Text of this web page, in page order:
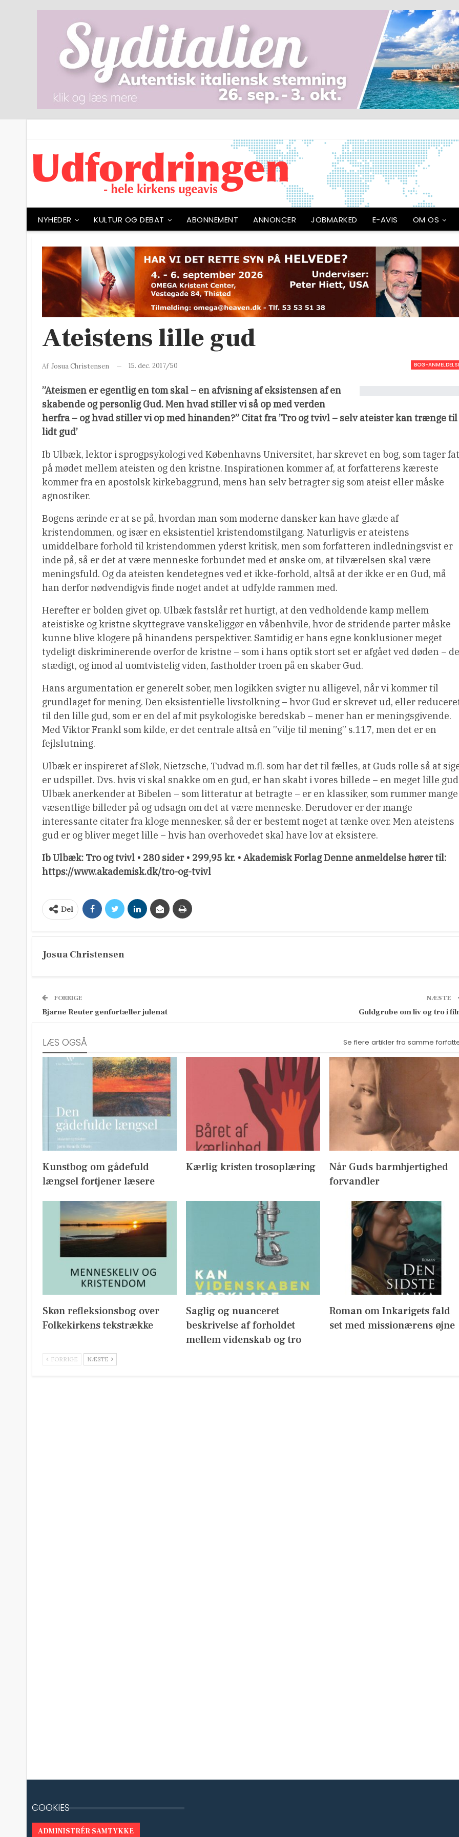
NYHEDER KULTUR OG DEBAT ABONNEMENT ANNONCER JOBMARKED E-AVIS OM OS
Ateistens lille gud
BOG-
Af Josua Christensen 15. dec. 2017/50
”Ateismen er egentlig en tom skal – en afvisning af eksistensen af en
skabende og personlig Gud. Men hvad stiller vi så op med verden
herfra – og hvad stiller vi op med hinanden?” Citat fra ’Tro og tvivl – selv ateister kan trænge til
lidt gud’
Ib Ulbæk, lektor i sprogpsykologi ved Københavns Universitet, har skrevet en bog, som tager fat
på mødet mellem ateisten og den kristne. Inspirationen kommer af, at forfatterens kæreste
kommer fra en apostolsk kirkebaggrund, mens han selv betragter sig som ateist eller måske
agnostiker.
Bogens ærinde er at se på, hvordan man som moderne dansker kan have glæde af
kristendommen, og især en eksistentiel kristendomstilgang. Naturligvis er ateistens
umiddelbare forhold til kristendommen yderst kritisk, men som forfatteren indledningsvist er
inde på, så er det at være menneske forbundet med et ønske om, at tilværelsen skal være
meningsfuld. Og da ateisten kendetegnes ved et ikke-forhold, altså at der ikke er en Gud, må
han derfor nødvendigvis finde noget andet at udfylde rammen med.
Herefter er bolden givet op. Ulbæk fastslår ret hurtigt, at den vedholdende kamp mellem
ateistiske og kristne skyttegrave vanskeliggør en våbenhvile, hvor de stridende parter måske
kunne blive klogere på hinandens perspektiver. Samtidig er hans egne konklusioner meget
tydeligt diskriminerende overfor de kristne – som i hans optik stort set er afgået ved døden –
stædigt, og imod al uomtvistelig viden, fastholder troen på en skaber Gud.
Hans argumentation er generelt sober, men logikken svigter nu alligevel, når vi kommer til
grundlaget for mening. Den eksistentielle livstolkning – hvor Gud er skrevet ud, eller
til den lille gud, som er en del af mit psykologiske beredskab – mener han er meningsgivende.
Med Viktor Frankl som kilde, er det centrale altså en ”vilje til mening” s.117, men det er en
fejlslutning.
Ulbæk er inspireret af Sløk, Nietzsche, Tudvad m.fl. som har det til fælles, at Guds rolle så at
er udspillet. Dvs. hvis vi skal snakke om en gud, er han skabt i vores billede – en meget lille
Ulbæk anerkender at Bibelen – som litteratur at betragte – er en klassiker, som rummer mange
væsentlige billeder på og udsagn om det at være menneske. Derudover er der mange
interessante citater fra kloge mennesker, så der er bestemt noget at tænke over. Men ateistens
gud er og bliver meget lille – hvis han overhovedet skal have lov at eksistere.
Ib Ulbæk: Tro og tvivl • 280 sider • 299,95 kr. • Akademisk Forlag Denne anmeldelse hører til:
https://www.akademisk.dk/tro-og-tvivl
Del
Josua Christensen
FORRIGE
Bjarne Reuter genfortæller julenat
NÆSTE
Guldgrube om liv og tro i
LÆS OGSÅ Se flere artikler fra samme
Kunstbog om gådefuld
længsel fortjener læsere
Kærlig kristen trosoplæring
Når Guds barmhjertighed
forvandler
Skøn refleksionsbog over
Folkekirkens tekstrække
Saglig og nuanceret
beskrivelse af forholdet
mellem videnskab og tro
Roman om Inkarigets fald
set med missionærens øjne
FORRIGE NÆSTE
COOKIES
ADMINISTRÉR SAMTYKKE